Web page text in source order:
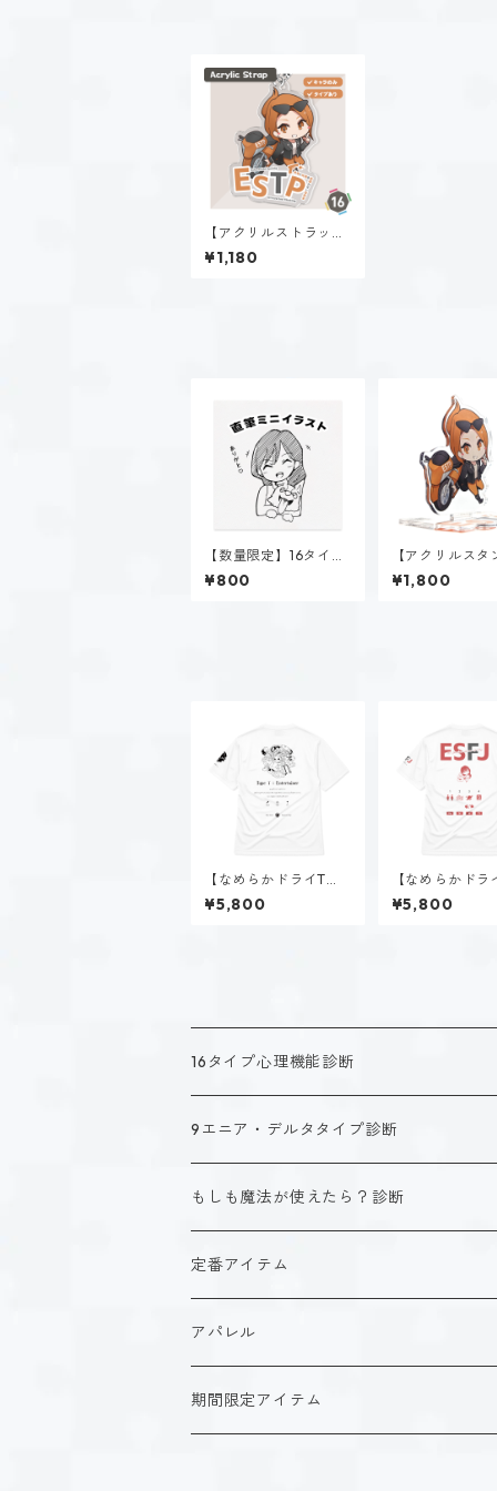
【アクリルストラッ
プ】速瀬 美姫（EST
P）
¥1,180
【数量限定】16タイプ
直筆イラスト
¥800
【アクリルスタ
速瀬 美姫（
¥1,800
【なめらかドライTシ
ャツ】タイプ７-楽し
む人（ホーリー）｜ホ
¥5,800
【なめらかドラ
ャツ】赤羽 優衣
J）｜ホワイト
¥5,800
16タイプ心理機能診断
キャラクタータイプ
ISTJ（新田 理央）
ISFJ（花園 明日香）
定番アイテム
アクリルストラップ
アクリルスタンド
9エニア・デルタタイプ診断
キャラクタータイプ
タイプ１-正す人
タイプ２-助ける人
ホーリーデザイン
ダークデザイン
定番アイテム
もしも魔法が使えたら？診断
魔法スタイル
生命魔法~Vitality~
自然魔法~Elemental~
αシリーズ
βシリーズ
定番アイテム
アクリルストラップ
アクリルスタンド
アパレル
Tシャツ
期間限定アイテム